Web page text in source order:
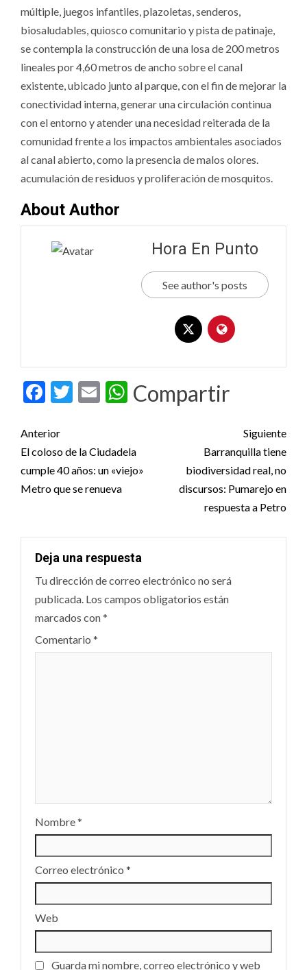
múltiple, juegos infantiles, plazoletas, senderos,
biosaludables, quiosco comunitario y pista de patinaje,
se contempla la construcción de una losa de 200 metros
lineales por 4,60 metros de ancho sobre el canal
existente, ubicado junto al parque, con el fin de mejorar la
conectividad interna, generar una circulación continua
con el entorno y atender una necesidad reiterada de la
comunidad frente a los impactos ambientales asociados
al canal abierto, como la presencia de malos olores.
acumulación de residuos y proliferación de mosquitos.
About Author
Hora En Punto
See author's posts
Facebook
Twitter
EmailWhatsApp
Compartir
Post
navigation
Anterior
El coloso de la Ciudadela
cumple 40 años: un «viejo»
Metro que se renueva
Siguiente
Barranquilla tiene
biodiversidad real, no
discursos: Pumarejo en
respuesta a Petro
Deja una respuesta
Tu dirección de correo electrónico no será
publicada. Los campos obligatorios están
marcados con*
Comentario *
Nombre*
Correo electrónico *
Web
Guarda mi nombre, correo electrónico y web